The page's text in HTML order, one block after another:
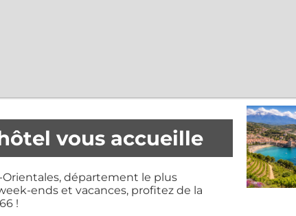
vous accueille
département le plus
ends et vacances, profitez de la
!